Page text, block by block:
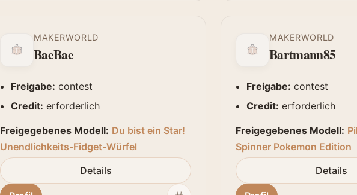
MAKERWORLD
BaeBae
Freigabe: contest
Credit: erforderlich
Freigegebenes Modell: Du bist ein Star!
Unendlichkeits-Fidget-Würfel
Details
MAKERWORLD
Bartmann85
Freigabe: contest
Credit: erforderlich
Freigegebenes Modell:
Spinner Pokemon Edition
Details